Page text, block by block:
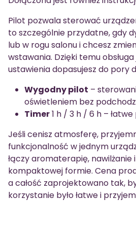
Pilot pozwala sterować
to szczególnie przydatne, gdy
lub w rogu salonu i chcesz
wstawania. Dzięki temu
ustawienia dopasujesz do pory
Wygodny pilot –
oświetleniem bez
Timer1 h / 3 h / 6 h –
Jeśli cenisz atmosferę,
funkcjonalność w jednym
łączy aromaterapię, nawilżanie
kompaktowej formie. Cena
a całość zaprojektowano tak,
korzystanie było łatwe i